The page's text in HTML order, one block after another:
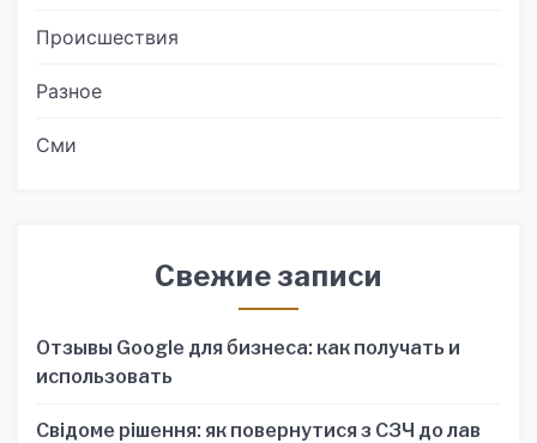
Происшествия
Разное
Сми
Свежие записи
Отзывы Google для бизнеса: как получать и
использовать
Свідоме рішення: як повернутися з СЗЧ до лав